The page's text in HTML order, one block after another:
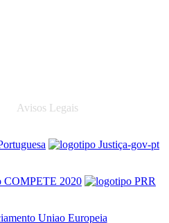
Avisos Legais